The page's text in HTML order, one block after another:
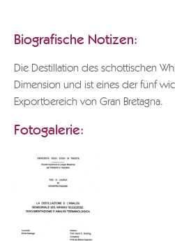
Biografische Notizen:
Die Destillation des schottischen
Dimension und ist eines der fünf
Exportbereich von Gran Bretagna.
Fotogalerie: